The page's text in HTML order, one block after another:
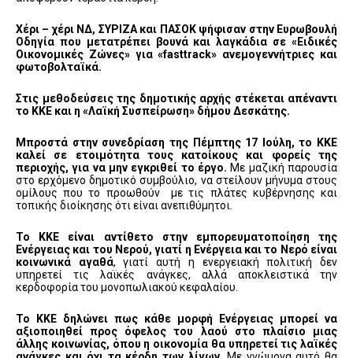
Χέρι – χέρι ΝΔ, ΣΥΡΙΖΑ και ΠΑΣΟΚ ψήφισαν στην Ευρωβουλή
Οδηγία που μετατρέπει βουνά και λαγκάδια σε «Ειδικές
Οικονομικές Ζώνες» για «fasttrack» ανεμογεννήτριες και
φωτοβολταϊκά.
Στις μεθοδεύσεις της δημοτικής αρχής στέκεται απέναντι
το ΚΚΕ και η «Λαϊκή Συσπείρωση» δήμου Δεσκάτης.
Μπροστά στην συνεδρίαση της Πέμπτης 17 Ιούλη, το ΚΚΕ
καλεί σε ετοιμότητα τους κατοίκους και φορείς της
περιοχής, για να μην εγκριθεί το έργο. Με μαζική παρουσία
στο ερχόμενο δημοτικό συμβούλιο, να στείλουν μήνυμα στους
ομίλους που το προωθούν με τις πλάτες κυβέρνησης και
τοπικής διοίκησης ότι είναι ανεπιθύμητοι.
Το ΚΚΕ είναι αντίθετο στην εμπορευματοποίηση της
Ενέργειας και του Νερού, γιατί η Ενέργεια και το Νερό είναι
κοινωνικά αγαθά, γιατί αυτή η ενεργειακή πολιτική δεν
υπηρετεί τις λαϊκές ανάγκες, αλλά αποκλειστικά την
κερδοφορία του μονοπωλιακού κεφαλαίου.
Το ΚΚΕ δηλώνει πως κάθε μορφή Ενέργειας μπορεί να
αξιοποιηθεί προς όφελος του λαού στο πλαίσιο μιας
άλλης κοινωνίας, όπου η οικονομία θα υπηρετεί τις λαϊκές